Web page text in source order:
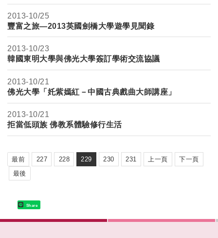
2013-10/25
豐富之旅—2013英國劍橋大學遊學見聞錄
2013-10/23
韓國東明大學與佛光大學簽訂學術交流協議
2013-10/21
佛光大學「奼紫嫣紅－中國古典戲曲大師講座」
2013-10/21
拒當低頭族 佛教系體驗修行生活
最前 227 228 229 230 231 上一頁
下一頁
最後
Share